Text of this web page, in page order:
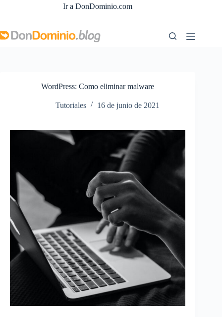
Ir a DonDominio.com
WordPress: Como eliminar malware
Tutoriales 16 de junio de 2021